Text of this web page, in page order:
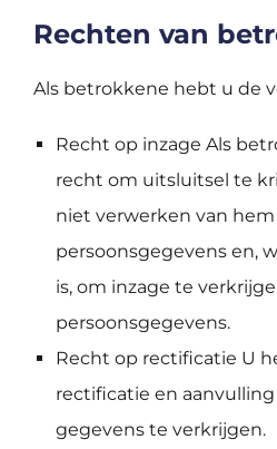
Rechten van
Als betrokkene hebt u de
Recht op inzage Als
recht om uitsluitsel te
niet verwerken van
persoonsgegevens en,
is, om inzage te
persoonsgegevens.
Recht op rectificatie U
rectificatie en
gegevens te verkrijgen.